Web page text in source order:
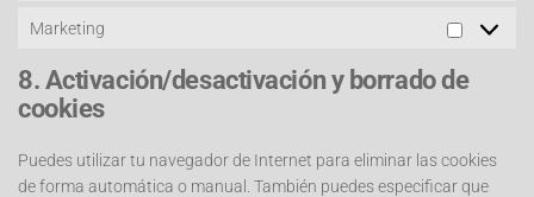
Marketing
8. Activación/desactivación y borrado de
cookies
Puedes utilizar tu navegador de Internet para eliminar las cookies
de forma automática o manual. También puedes especificar que